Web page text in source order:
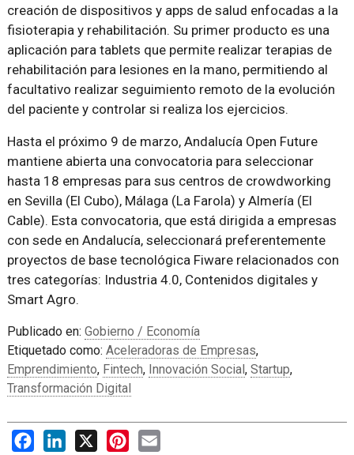
creación de dispositivos y apps de salud enfocadas a la
fisioterapia y rehabilitación. Su primer producto es una
aplicación para tablets que permite realizar terapias de
rehabilitación para lesiones en la mano, permitiendo al
facultativo realizar seguimiento remoto de la evolución
del paciente y controlar si realiza los ejercicios.
Hasta el próximo 9 de marzo, Andalucía Open Future
mantiene abierta una convocatoria para seleccionar
hasta 18 empresas para sus centros de crowdworking
en Sevilla (El Cubo), Málaga (La Farola) y Almería (El
Cable). Esta convocatoria, que está dirigida a empresas
con sede en Andalucía, seleccionará preferentemente
proyectos de base tecnológica Fiware relacionados con
tres categorías: Industria 4.0, Contenidos digitales y
Smart Agro.
Publicado en: Gobierno / Economía
Etiquetado como: Aceleradoras de Empresas,
Emprendimiento, Fintech, Innovación Social, Startup,
Transformación Digital
FacebookLinkedIn
X PinterestEmail